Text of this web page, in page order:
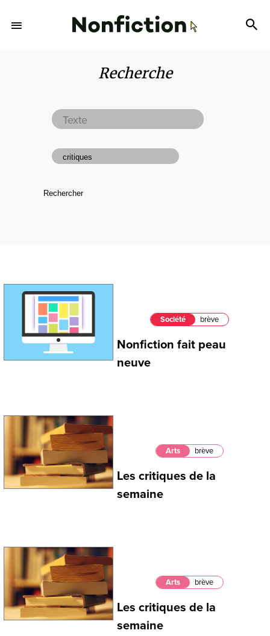
Recherche
Société brève
Nonfiction fait peau
neuve
Arts brève
Les critiques de la
semaine
Arts brève
Les critiques de la
semaine